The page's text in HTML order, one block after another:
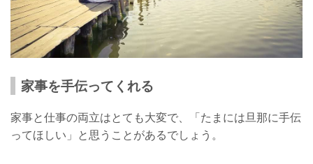
家事を手伝ってくれる
家事と仕事の両立はとても大変で、「たまには旦那に手伝
ってほしい」と思うことがあるでしょう。